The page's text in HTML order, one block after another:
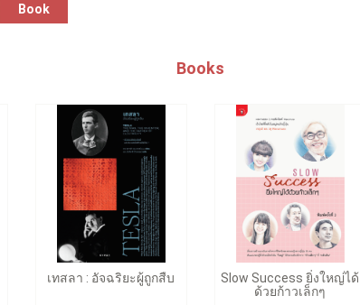
Book
Books
เทสลา : อัจฉริยะผู้ถูกสืบ
Slow Success ยิ่งใหญ่ได้
ด้วยก้าวเล็กๆ